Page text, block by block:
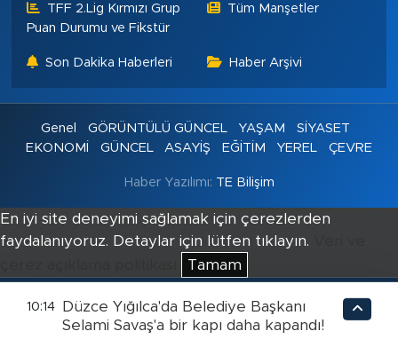
TFF 2.Lig Kırmızı Grup
Puan Durumu ve Fikstür
Tüm Manşetler
Son Dakika Haberleri Haber Arşivi
Genel GÖRÜNTÜLÜ GÜNCEL YAŞAM
SİYASET
EKONOMİ
GÜNCEL ASAYİŞ EĞİTİM YEREL ÇEVRE
Haber Yazılımı: TE Bilişim
En iyi site deneyimi sağlamak için çerezlerden
faydalanıyoruz. Detaylar için lütfen tıklayın.
Tamam
10:14
Düzce Yığılca'da Belediye Başkanı
Selami Savaş'a bir kapı daha kapandı!